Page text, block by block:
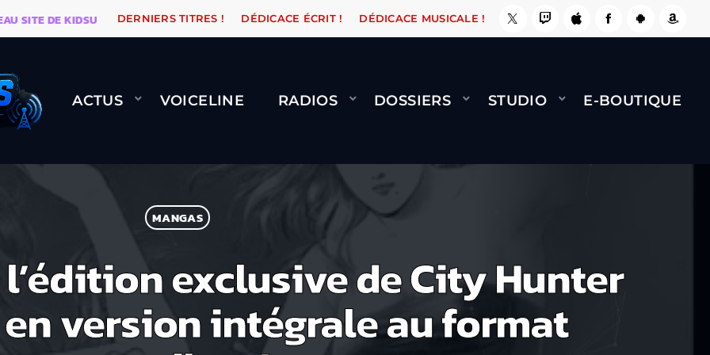
DE KIDSUNE WARÉTRO ORANGE ROAD QUI PASSE, ÇA LE FAIT ! NAMI BERNARD MINET - FLY
DERNIERS TITRES ! DÉDICACE ÉCRIT ! DÉDICACE MUSICALE !
ACTUS VOICELINE RADIOS DOSSIERS STUDIO E-BOUTIQUE
MANGAS
exclusive de City Hunter
en version intégrale au format